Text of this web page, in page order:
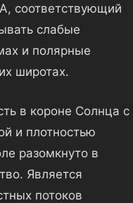
соответствующий
слабые
и полярные
широтах.
в короне Солнца с
и плотностью
разомкнуто в
Является
потоков